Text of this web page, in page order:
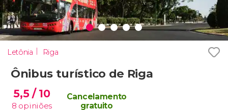
Letônia Riga
Ônibus turístico de Riga
5,5 / 10
8 opiniões
Cancelamento
gratuito